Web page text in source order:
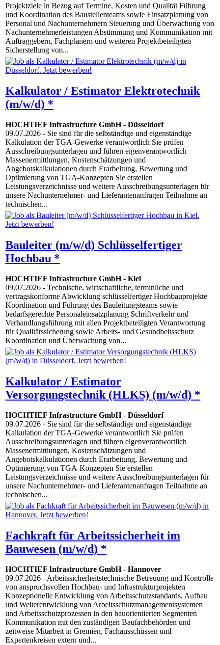
Projektziele in Bezug auf Termine, Kosten und Qualität Führung
und Koordination des Baustellenteams sowie Einsatzplanung von
Personal und Nachunternehmern Steuerung und Überwachung von
Nachunternehmerleistungen Abstimmung und Kommunikation mit
Auftraggebern, Fachplanern und weiteren Projektbeteiligten
Sicherstellung von...
Kalkulator / Estimator Elektrotechnik
(m/w/d) *
HOCHTIEF Infrastructure GmbH- Düsseldorf
09.07.2026 - Sie sind für die selbständige und eigenständige
Kalkulation der TGA-Gewerke verantwortlich Sie prüfen
Ausschreibungsunterlagen und führen eigenverantwortlich
Massenermittlungen, Kostenschätzungen und
Angebotskalkulationen durch Erarbeitung, Bewertung und
Optimierung von TGA-Konzepten Sie erstellen
Leistungsverzeichnisse und weitere Ausschreibungsunterlagen für
unsere Nachunternehmer- und Lieferantenanfragen Teilnahme an
technischen...
Bauleiter (m/w/d) Schlüsselfertiger
Hochbau *
HOCHTIEF Infrastructure GmbH- Kiel
09.07.2026 - Technische, wirtschaftliche, terminliche und
vertragskonforme Abwicklung schlüsselfertiger Hochbauprojekte
Koordination und Führung des Bauleitungsteams sowie
bedarfsgerechte Personaleinsatzplanung Schriftverkehr und
Verhandlungsführung mit allen Projektbeteiligten Verantwortung
für Qualitätssicherung sowie Arbeits- und Gesundheitsschutz
Koordination und Überwachung von...
Kalkulator / Estimator
Versorgungstechnik (HLKS) (m/w/d) *
HOCHTIEF Infrastructure GmbH- Düsseldorf
09.07.2026 - Sie sind für die selbständige und eigenständige
Kalkulation der TGA-Gewerke verantwortlich Sie prüfen
Ausschreibungsunterlagen und führen eigenverantwortlich
Massenermittlungen, Kostenschätzungen und
Angebotskalkulationen durch Erarbeitung, Bewertung und
Optimierung von TGA-Konzepten Sie erstellen
Leistungsverzeichnisse und weitere Ausschreibungsunterlagen für
unsere Nachunternehmer- und Lieferantenanfragen Teilnahme an
technischen...
Fachkraft für Arbeitssicherheit im
Bauwesen (m/w/d) *
HOCHTIEF Infrastructure GmbH- Hannover
09.07.2026 - Arbeitssicherheitstechnische Betreuung und Kontrolle
von anspruchsvollen Hochbau- und Infrastrukturprojekten
Konzeptionelle Entwicklung von Arbeitsschutzstandards, Aufbau
und Weiterentwicklung von Arbeitsschutzmanagementsystemen
und Arbeitsschutzprozessen in den bauorientierten Segmenten
Kommunikation mit den zuständigen Baufachbehörden und
zeitweise Mitarbeit in Gremien, Fachausschüssen und
Expertenkreisen extern und...